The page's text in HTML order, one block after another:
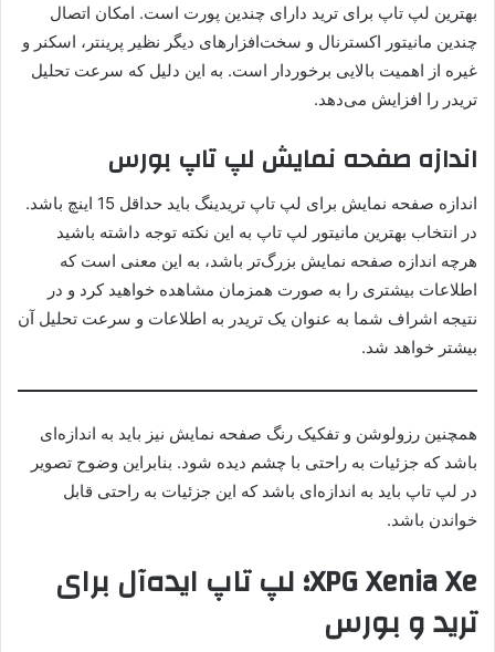
بهترین لپ تاپ برای ترید دارای چندین پورت است. امکان اتصال
چندین مانیتور اکسترنال و سخت‌افزارهای دیگر نظیر پرینتر، اسکنر و
غیره از اهمیت بالایی برخوردار است. به این دلیل که سرعت تحلیل
تریدر را افزایش می‌دهد.
اندازه صفحه نمایش لپ تاپ بورس
اندازه صفحه نمایش برای لپ تاپ تریدینگ باید حداقل 15 اینچ باشد.
در انتخاب بهترین مانیتور لپ تاپ به این نکته توجه داشته باشید
هرچه اندازه صفحه نمایش بزرگ‌تر باشد، به این معنی است که
اطلاعات بیشتری را به صورت همزمان مشاهده خواهید کرد و در
نتیجه اشراف شما به عنوان یک تریدر به اطلاعات و سرعت تحلیل آن
بیشتر خواهد شد.
همچنین رزولوشن و تفکیک رنگ صفحه نمایش نیز باید به اندازه‌ای
باشد که جزئیات به راحتی با چشم دیده شود. بنابراین وضوح تصویر
در لپ تاپ باید به اندازه‌ای باشد که این جزئیات به راحتی قابل‌
خواندن باشد.
XPG Xenia Xe؛ لپ تاپ ایده‌آل برای
ترید و بورس